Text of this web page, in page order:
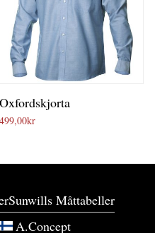
Oxfordskjorta
499,00kr
Sunwills Måttabeller
A.Concept